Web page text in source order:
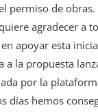
permiso de obras.
agradecer a
apoyar esta
a la propuesta
por la
días hemos